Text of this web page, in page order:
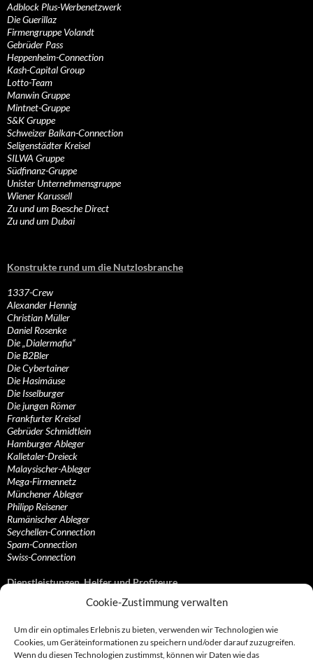
Cookie-Zustimmung verwalten
Um dir ein optimales Erlebnis zu bieten, verwenden wir Technologien wie
Cookies, um Geräteinformationen zu speichern und/oder darauf zuzugreifen.
Wenn du diesen Technologien zustimmst, können wir Daten wie das
Adblock Plus-Werbenetzwerk
Die Guerillaz
Firmengruppe Volandt
Gebrüder Pass
Heppenheim-Connection
Kash-Capital Group
Lotto-Team
Manwin Gruppe
Mintnet-Gruppe
S&K Gruppe
Schweizer Balkan-Connection
Seligenstädter Kreisel
SILWA Gruppe
Südfinanz-Gruppe
Unister Unternehmensgruppe
Wiener Karussell
Zu und um Boesche Direct
Zu und um Dubai
Konstrukte rund um die Nutzlosbranche
1337-Crew
Alexander Hennig
Christian Müller
Daniel Rosenke
Die „Dialermafia“
Die B2Bler
Die Cybertainer
Die Hasimäuse
Die Isselburger
Die jungen Römer
Frankfurter Kreisel
Gebrüder Schmidtlein
Hamburger Ableger
Kalletaler-Dreieck
Malaysischer-Ableger
Mega-Firmennetz
Münchener Ableger
Philipp Reisener
Rumänischer Ableger
Seychellen-Connection
Spam-Connection
Swiss-Connection
Dienstleistungen, Helfer und Profiteure
Anonymisierungsdienste, VPN- und Web-Proxy…
Bezahlsysteme, Finanzdienstleister und…
Bürodienstleister, Firmengründer- und/oder…